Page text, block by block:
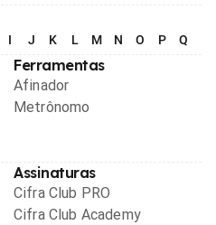
I J K L M N O P Q
Ferramentas
Afinador
Metrônomo
Assinaturas
Cifra Club PRO
Cifra Club Academy